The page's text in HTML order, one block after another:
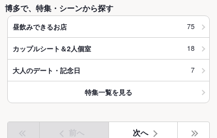
博多で、特集・シーンから探す
昼飲みできるお店 75
カップルシート＆2人個室 18
大人のデート・記念日 7
特集一覧を見る
前へ 次へ